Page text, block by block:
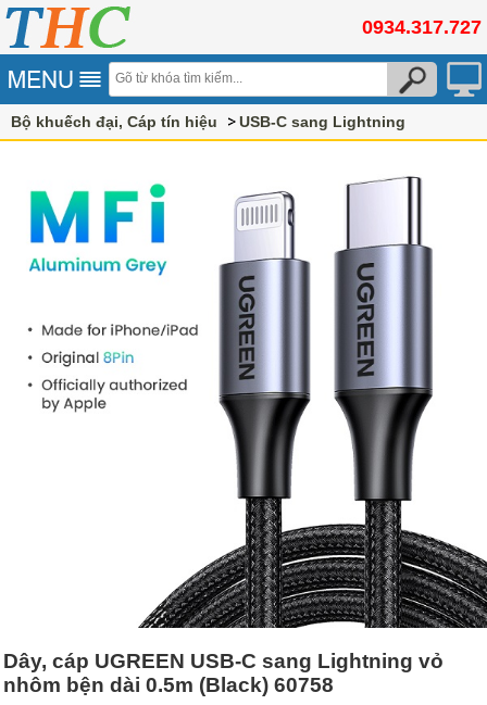
0934.317.727
Bộ khuếch đại, Cáp tín hiệu USB-C sang Lightning
Dây, cáp UGREEN USB-C sang Lightning vỏ
nhôm bện dài 0.5m (Black) 60758